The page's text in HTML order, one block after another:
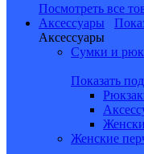
Посмотреть все
Аксессуары
Аксессуары
Сумки и
Показать
Женские